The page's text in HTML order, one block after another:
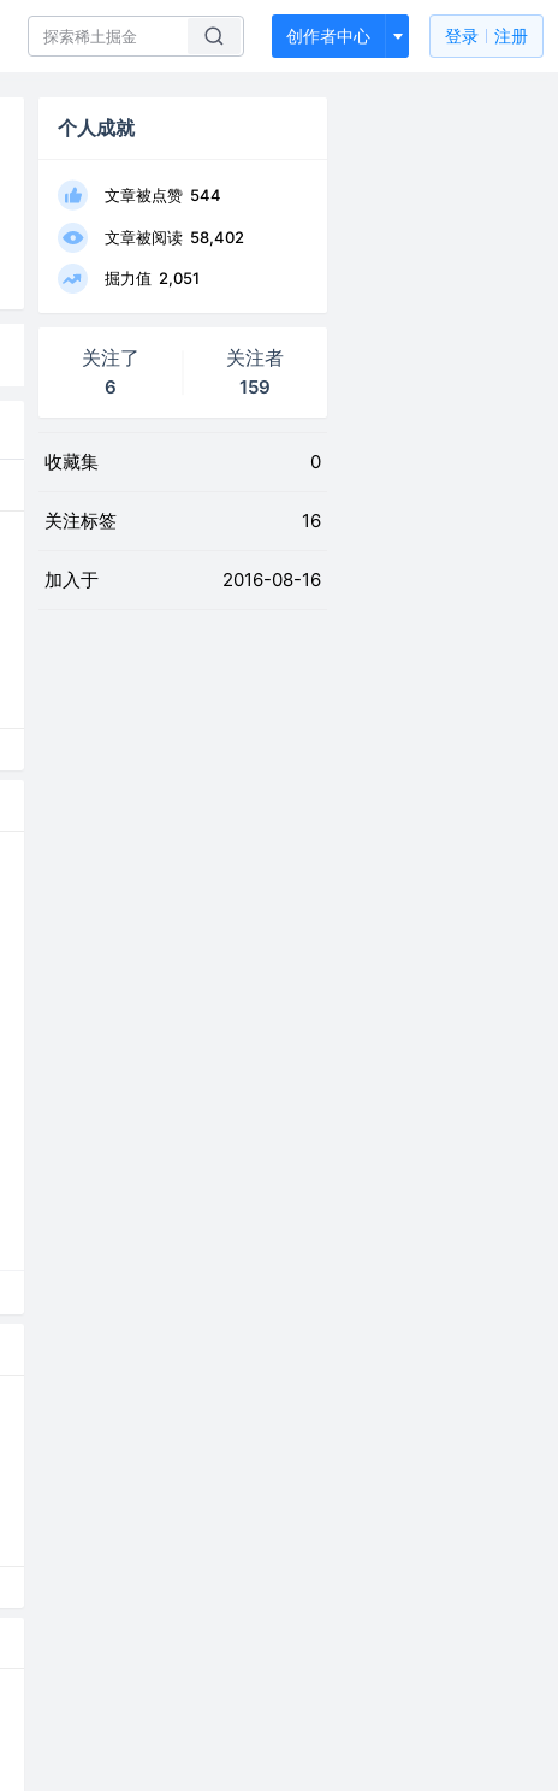
创作者中心 登录 注册
个人成就
文章被点赞 544
文章被阅读 58,402
掘力值 2,051
关注了
6
关注者
159
收藏集 0
关注标签 16
加入于 2016-08-16